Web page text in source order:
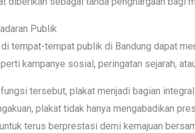
Publik
tempat-tempat publik di Bandung dapat
kampanye sosial, peringatan sejarah,
tersebut, plakat menjadi bagian
plakat tidak hanya mengabadikan
terus berprestasi demi kemajuan